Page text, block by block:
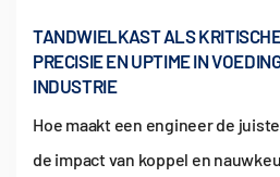
TANDWIELKAST ALS
PRECISIE EN UPTIME IN
INDUSTRIE
Hoe maakt een engineer de
de impact van koppel en